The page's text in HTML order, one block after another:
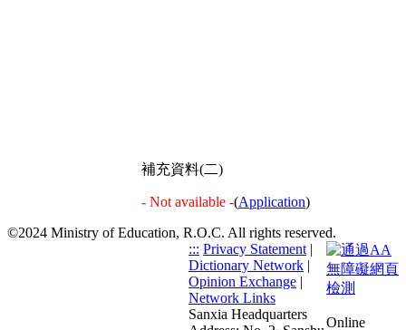
補充資料(二)
- Not available -(Application)
©2024 Ministry of Education, R.O.C. All rights reserved.
::: Privacy Statement |
Dictionary Network |
Opinion Exchange |
Network Links
Sanxia Headquarters
Online